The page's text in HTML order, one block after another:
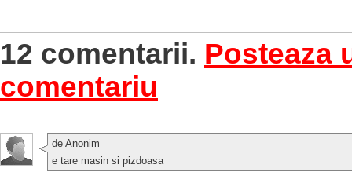
12 comentarii. Posteaza
comentariu
de Anonim
e tare masin si pizdoasa